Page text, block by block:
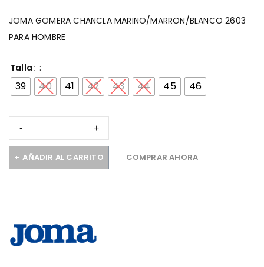
JOMA GOMERA CHANCLA MARINO/MARRON/BLANCO 2603
PARA HOMBRE
Talla
39 40 41 42 43 44 45 46
AÑADIR AL CARRITO COMPRAR AHORA